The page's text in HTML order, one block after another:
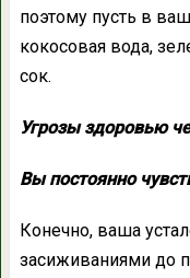
поэтому пусть в
кокосовая вода,
сок.
Угрозы здоровью
Вы постоянно
Конечно, ваша
засиживаниями до